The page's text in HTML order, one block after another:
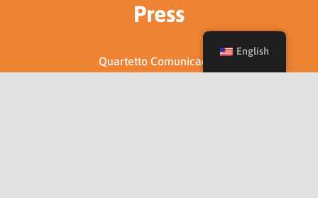
Press
Quartetto Comunicação
English